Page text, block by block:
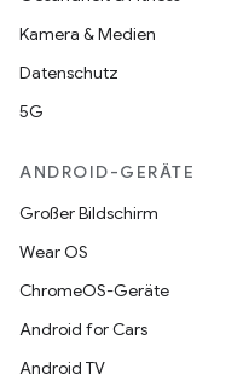
Kamera & Medien
Datenschutz
5G
ANDROID-GERÄTE
Großer Bildschirm
Wear OS
ChromeOS-Geräte
Android for Cars
Android TV